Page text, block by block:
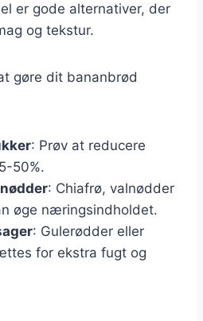
er gode alternativer, der
og tekstur.
gøre dit bananbrød
: Prøv at reducere
50%.
: Chiafrø, valnødder
øge næringsindholdet.
: Gulerødder eller
for ekstra fugt og